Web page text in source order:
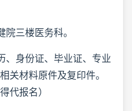
三楼医务科。
、身份证、毕业证、专业
关材料原件及复印件。
代报名）